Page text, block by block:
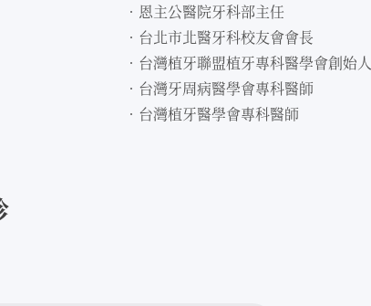
．恩主公醫院牙科部主任
．台北市北醫牙科校友會會長
．台灣植牙聯盟植牙專科醫學會創始人
．台灣牙周病醫學會專科醫師
．台灣植牙醫學會專科醫師